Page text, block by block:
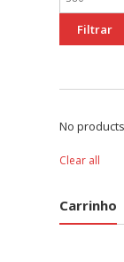
máximo
Filtrar
No
Clear all
Carrinho